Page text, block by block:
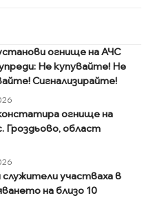
огнище на АЧС
Не купувайте! Не
Сигнализирайте!
огнище на
Гроздьово, област
служители участваха в
на близо 10